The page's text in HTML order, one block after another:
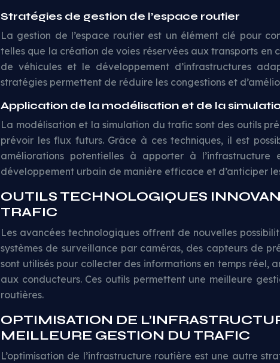
Stratégies de gestion de l’espace routier
La gestion de l’espace routier est un élément clé pour
telles que la création de voies réservées aux transports
de véhicules et le développement d’infrastructures
stratégies permettent de réduire les congestions et
Application de la modélisation et de la
La modélisation et la simulation du trafic sont des outils
prévoir les flux futurs. Grâce à ces techniques, il est
améliorations potentielles à apporter à
développement urbain de manière efficace et d’anticiper
OUTILS TECHNOLOGIQUES
TRAFIC
Les avancées technologiques offrent de nouvelles
systèmes de surveillance par caméras, des capteurs de
sont utilisés pour collecter des informations en temps
aux conducteurs. Ces outils permettent une meilleure
routières.
OPTIMISATION DE
MEILLEURE GESTION DU TRAFIC
L’optimisation de l’infrastructure routière est une autre